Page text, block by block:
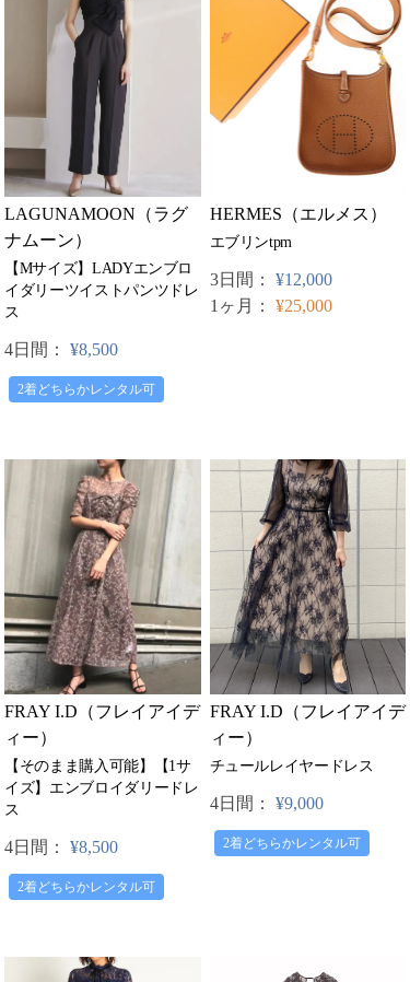
LAGUNAMOON（ラグ
ナムーン）
【Mサイズ】LADYエンブロ
イダリーツイストパンツドレ
ス
4日間： ¥8,500
2着どちらかレンタル可
HERMES（エルメス）
エブリンtpm
3日間： ¥12,000
1ヶ月： ¥25,000
FRAY I.D（フレイアイデ
ィー）
【そのまま購入可能】【1サ
イズ】エンブロイダリードレ
ス
4日間： ¥8,500
2着どちらかレンタル可
FRAY I.D（フレイアイデ
ィー）
チュールレイヤードレス
4日間： ¥9,000
2着どちらかレンタル可